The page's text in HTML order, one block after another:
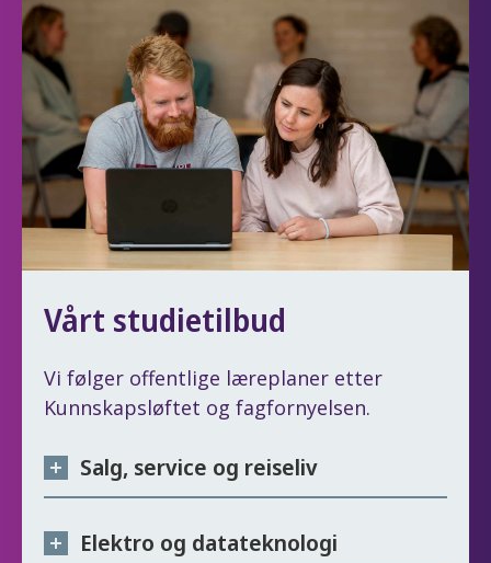
Vårt studietilbud
Vi følger offentlige læreplaner etter
Kunnskapsløftet og fagfornyelsen.
Salg, service og reiseliv
Elektro og datateknologi